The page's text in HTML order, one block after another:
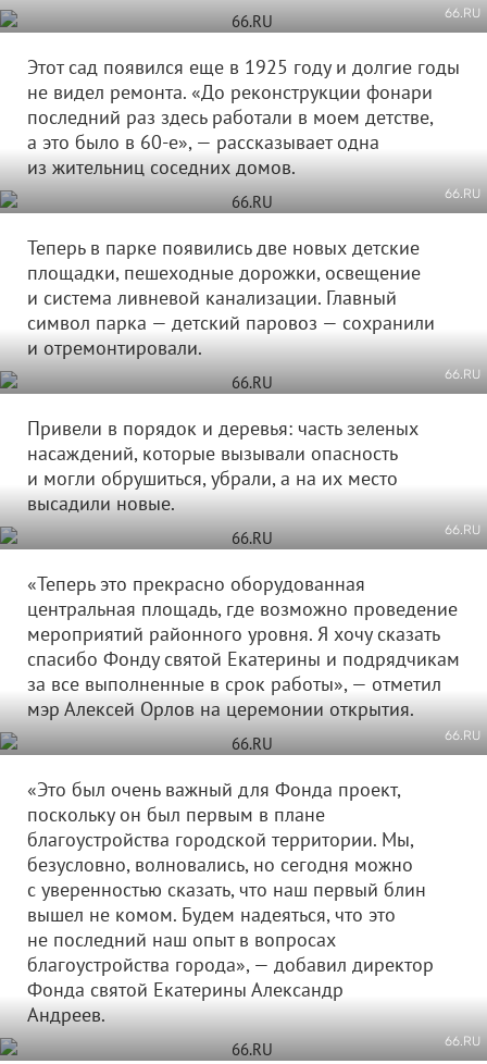
66.RU
Этот сад появился еще в 1925 году и долгие годы
не видел ремонта. «До реконструкции фонари
последний раз здесь работали в моем детстве,
а это было в 60-е», — рассказывает одна
из жительниц соседних домов.
66.RU
Теперь в парке появились две новых детские
площадки, пешеходные дорожки, освещение
и система ливневой канализации. Главный
символ парка — детский паровоз — сохранили
и отремонтировали.
66.RU
Привели в порядок и деревья: часть зеленых
насаждений, которые вызывали опасность
и могли обрушиться, убрали, а на их место
высадили новые.
66.RU
«Теперь это прекрасно оборудованная
центральная площадь, где возможно проведение
мероприятий районного уровня. Я хочу сказать
спасибо Фонду святой Екатерины и подрядчикам
за все выполненные в срок работы», — отметил
мэр Алексей Орлов на церемонии открытия.
66.RU
«Это был очень важный для Фонда проект,
поскольку он был первым в плане
благоустройства городской территории. Мы,
безусловно, волновались, но сегодня можно
с уверенностью сказать, что наш первый блин
вышел не комом. Будем надеяться, что это
не последний наш опыт в вопросах
благоустройства города», — добавил директор
Фонда святой Екатерины Александр
Андреев.
66.RU